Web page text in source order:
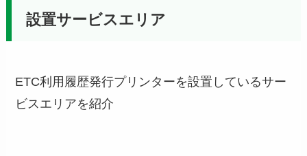
設置サービスエリア
ETC利用履歴発行プリンターを設置しているサー
ビスエリアを紹介